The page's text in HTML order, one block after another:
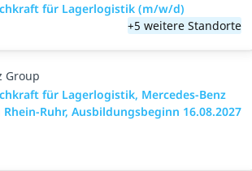
für Lagerlogistik (m/w/d)
+5 weitere Standorte
Group
für Lagerlogistik, Mercedes-Benz
Ruhr, Ausbildungsbeginn 16.08.2027